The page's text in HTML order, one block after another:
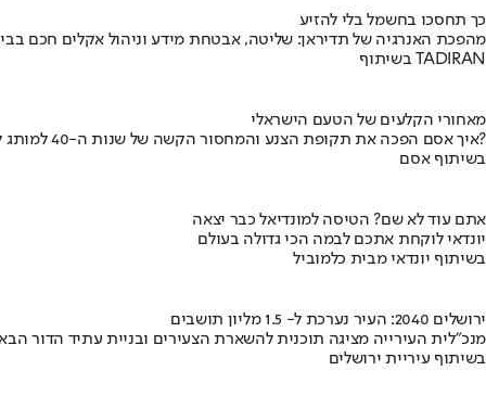
כך תחסכו בחשמל בלי להזיע
מהפכת האנרגיה של תדיראן: שליטה, אבטחת מידע וניהול אקלים חכם
בשיתוף TADIRAN
מאחורי הקלעים של הטעם הישראלי
איך אסם הפכה את תקופת הצנע והמחסור הקשה של שנות ה-40 למותג לאומי?
בשיתוף אסם
אתם עוד לא שם? הטיסה למונדיאל כבר יצאה
יונדאי לוקחת אתכם לבמה הכי גדולה בעולם
בשיתוף יונדאי מבית כלמוביל
ירושלים 2040: העיר נערכת ל- 1.5 מליון תושבים
מנכ"לית העירייה מציגה תוכנית להשארת הצעירים ובניית עתיד הדור
בשיתוף עיריית ירושלים